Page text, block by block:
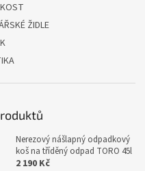
ŽIDLE
Nerezový nášlapný odpadkový
koš na tříděný odpad TORO 45l
2 190 Kč